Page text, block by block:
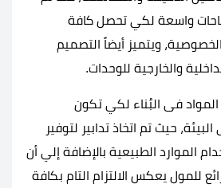
واسعة لكي تحصل كافة
ويتميز أيضاً التصميم
والخارجية للوحدات.
فى البُناء لكي تكون
حيث تم اتخاذ تدابير لتوفير
الموارد الطبيعية بالإضافة إلي أن
للمول يعكس الالتزام التام بكافة